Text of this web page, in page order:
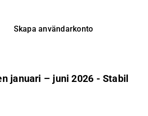
Skapa användarkonto
januari – juni 2026 - Stabil